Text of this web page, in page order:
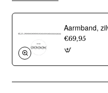
€69,95